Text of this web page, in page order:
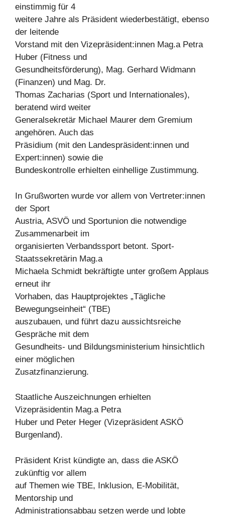
einstimmig für 4
weitere Jahre als Präsident wiederbestätigt, ebenso
der leitende
Vorstand mit den Vizepräsident:innen Mag.a Petra
Huber (Fitness und
Gesundheitsförderung), Mag. Gerhard Widmann
(Finanzen) und Mag. Dr.
Thomas Zacharias (Sport und Internationales),
beratend wird weiter
Generalsekretär Michael Maurer dem Gremium
angehören. Auch das
Präsidium (mit den Landespräsident:innen und
Expert:innen) sowie die
Bundeskontrolle erhielten einhellige Zustimmung.
In Grußworten wurde vor allem von Vertreter:innen
der Sport
Austria, ASVÖ und Sportunion die notwendige
Zusammenarbeit im
organisierten Verbandssport betont. Sport-
Staatssekretärin Mag.a
Michaela Schmidt bekräftigte unter großem Applaus
erneut ihr
Vorhaben, das Hauptprojektes „Tägliche
Bewegungseinheit“ (TBE)
auszubauen, und führt dazu aussichtsreiche
Gespräche mit dem
Gesundheits- und Bildungsministerium hinsichtlich
einer möglichen
Zusatzfinanzierung.
Staatliche Auszeichnungen erhielten
Vizepräsidentin Mag.a Petra
Huber und Peter Heger (Vizepräsident ASKÖ
Burgenland).
Präsident Krist kündigte an, dass die ASKÖ
zukünftig vor allem
auf Themen wie TBE, Inklusion, E-Mobilität,
Mentorship und
Administrationsabbau setzen werde und lobte